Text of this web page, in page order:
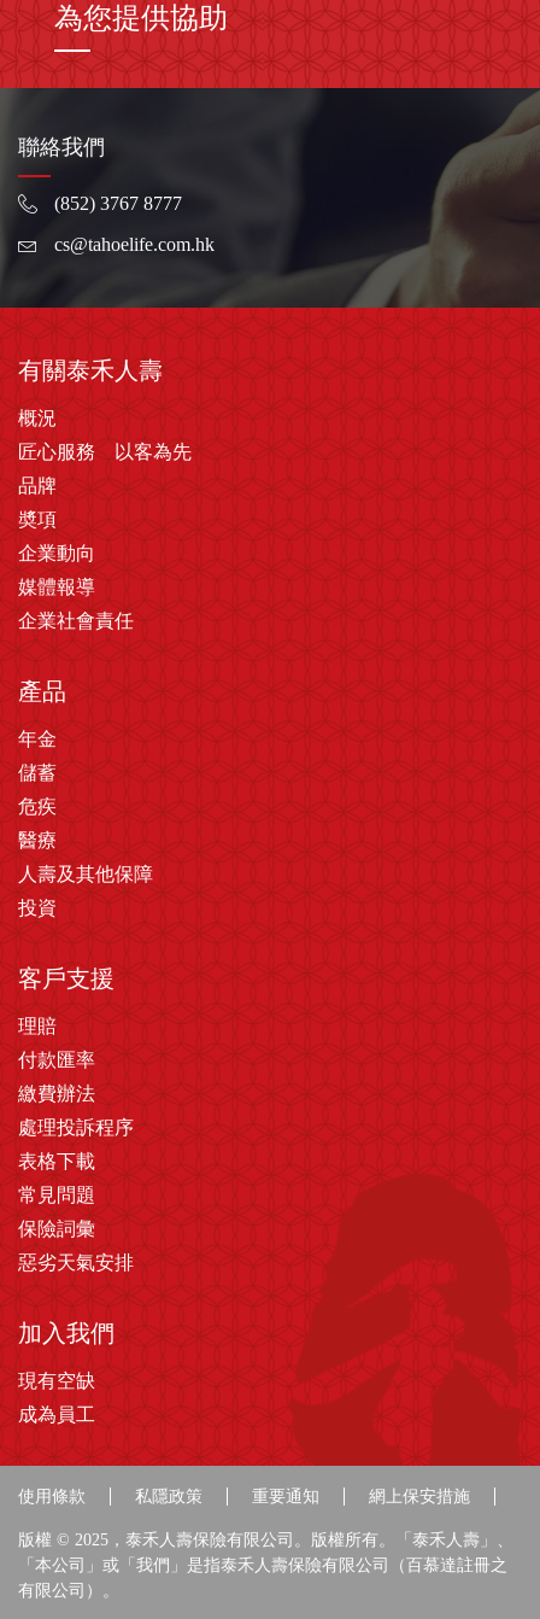
為您提供協助
聯絡我們
(852) 3767 8777
cs@tahoelife.com.hk
有關泰禾人壽
概況
匠心服務 以客為先
品牌
奬項
企業動向
媒體報導
企業社會責任
產品
年金
儲蓄
危疾
醫療
人壽及其他保障
投資
客戶支援
理賠
付款匯率
繳費辦法
處理投訴程序
表格下載
常見問題
保險詞彙
惡劣天氣安排
加入我們
現有空缺
成為員工
使用條款 私隱政策 重要通知 網上保安措施
版權 © 2025，泰禾人壽保險有限公司。版權所有。「泰禾人壽」、
「本公司」或「我們」是指泰禾人壽保險有限公司（百慕達註冊之
有限公司）。